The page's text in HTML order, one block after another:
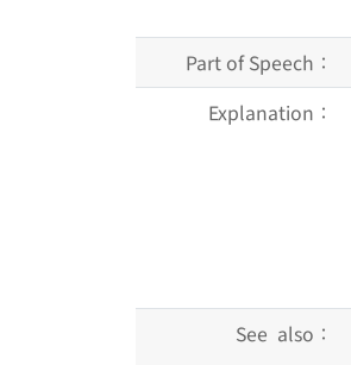
Part of Speech：
Explanation：
See also：